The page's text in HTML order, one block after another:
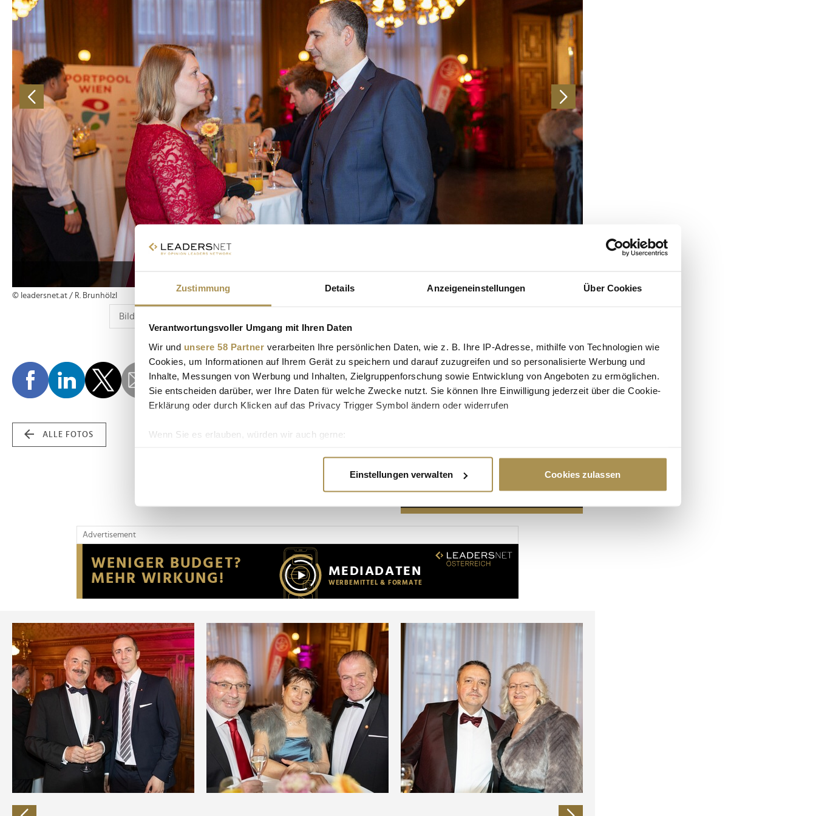
Zustimmung Details Anzeigeneinstellungen Über Cookies
Verantwortungsvoller Umgang mit Ihren Daten
Wir und unsere 58 Partner verarbeiten Ihre persönlichen Daten, wie z. B. Ihre IP-Adresse, mithilfe von Technologien wie
Cookies, um Informationen auf Ihrem Gerät zu speichern und darauf zuzugreifen und so personalisierte Werbung und
Inhalte, Messungen von Werbung und Inhalten, Zielgruppenforschung sowie Entwicklung von Angeboten zu ermöglichen.
Sie entscheiden darüber, wer Ihre Daten für welche Zwecke nutzt. Sie können Ihre Einwilligung jederzeit über die Cookie-
Erklärung oder durch Klicken auf das Privacy Trigger Symbol ändern oder widerrufen
Wenn Sie es erlauben, würden wir auch gerne:
Erfahren Sie mehr darüber, wie Ihre persönlichen Daten verarbeitet werden, und legen Sie Ihre Präferenzen im
Wir verwenden Cookies, um Inhalte und Anzeigen zu personalisieren, Funktionen für soziale Medien anbieten zu können
Website an unsere Partner für soziale Medien, Werbung und Analysen weiter. Unsere Partner führen diese Informationen
möglicherweise mit weiteren Daten zusammen, die Sie ihnen bereitgestellt haben oder die sie im Rahmen Ihrer Nutzung
der Dienste gesammelt haben.
Einstellungen verwalten Cookies zulassen
© leadersnet.at / R. Brunhölzl
ALLE FOTOS
Advertisement
Advertisement